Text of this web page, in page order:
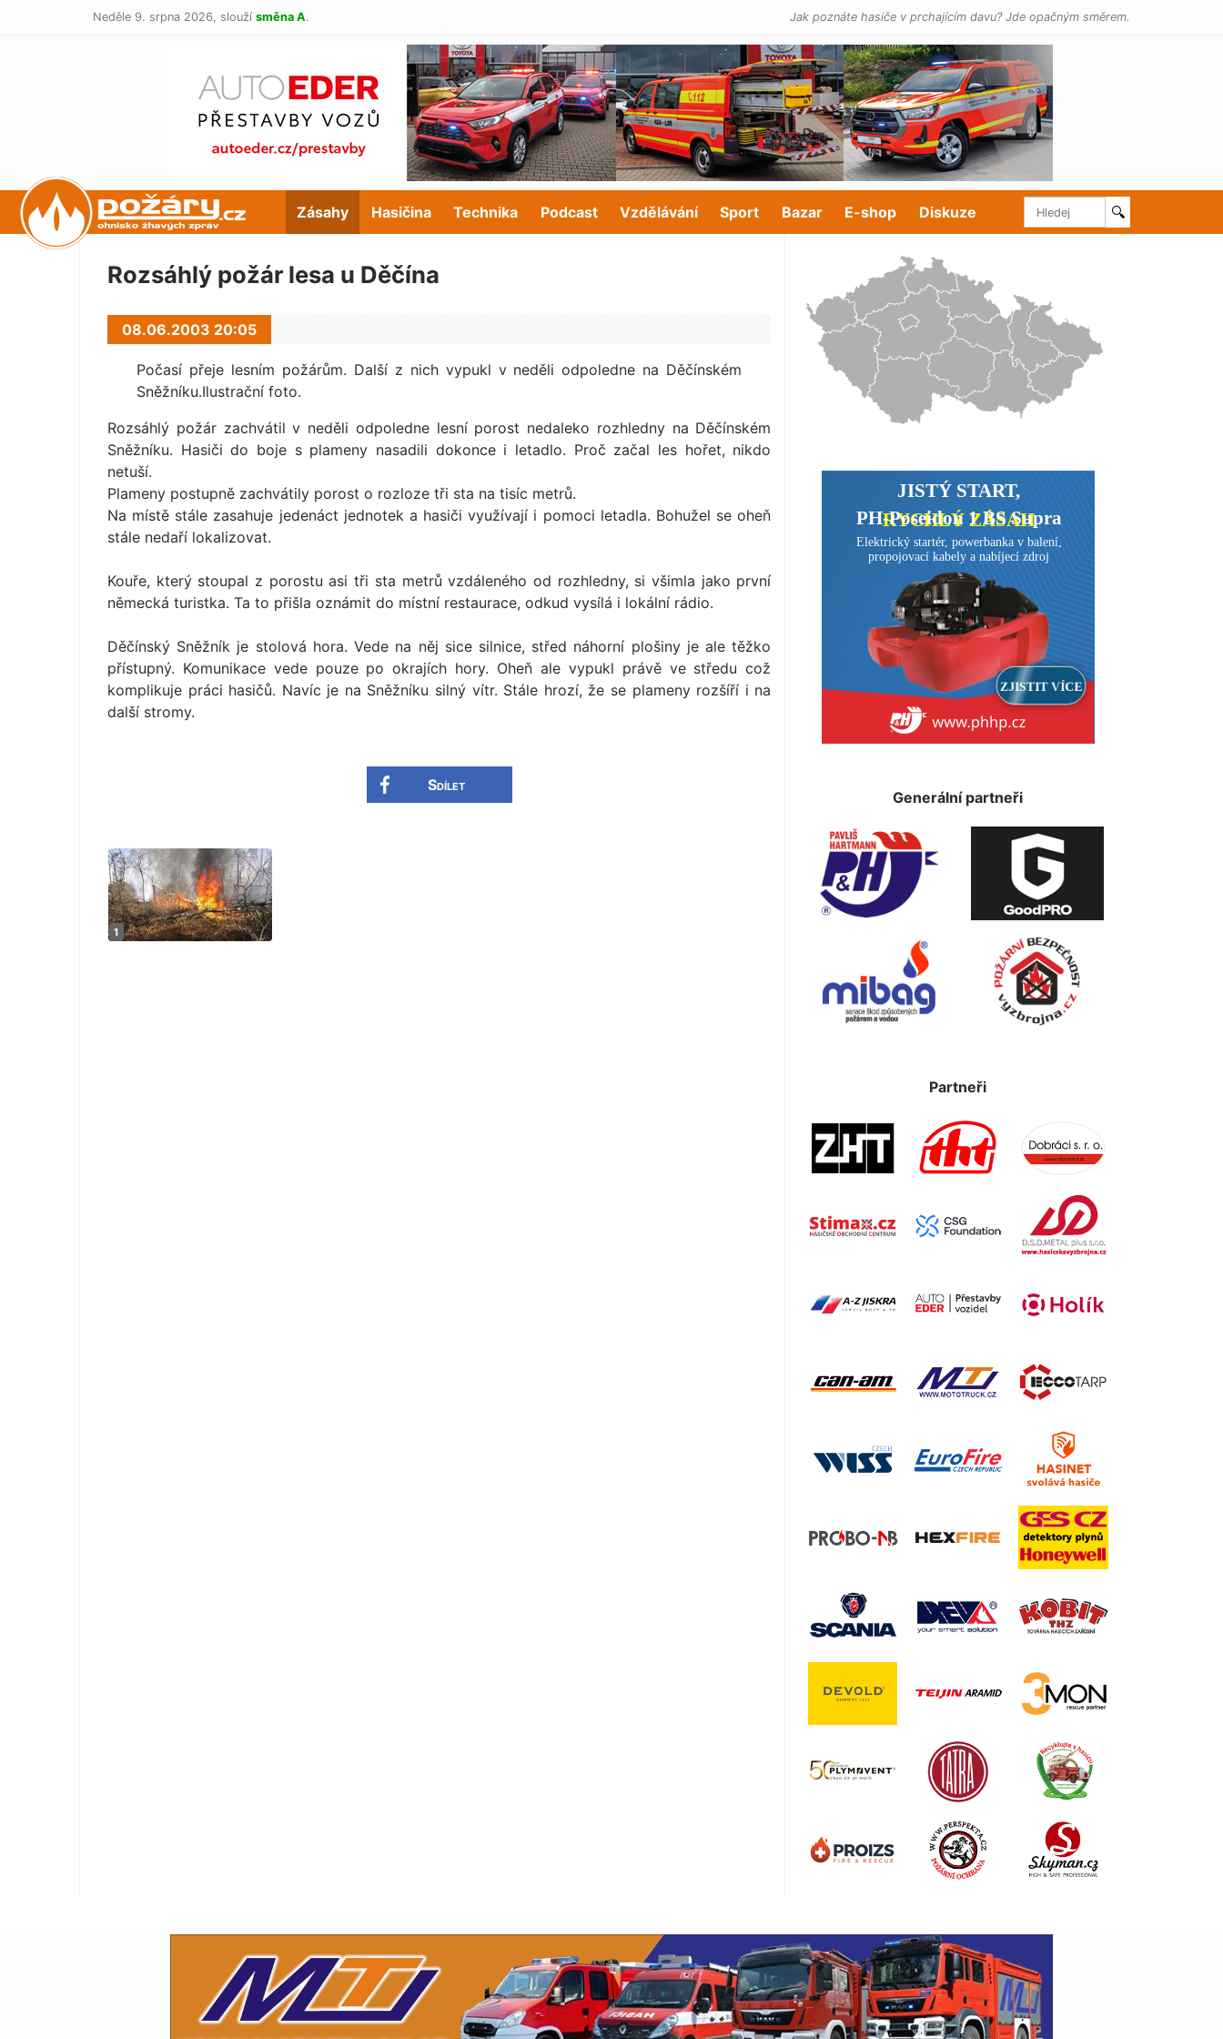
Neděle 9. srpna 2026, slouží směna A. Jak poznáte hasiče v prchajícím davu? Jde opačným směrem.
POŽÁRY.cz Zásahy Hasičina Technika Podcast Vzdělávání Sport Bazar E-shop Diskuze 🔍
Rozsáhlý požár lesa u Děčína
08.06.2003 20:05
Počasí přeje lesním požárům. Další z nich vypukl v neděli odpoledne na Děčínském
Sněžníku.Ilus­trační foto.
Rozsáhlý požár zachvátil v neděli odpoledne lesní porost nedaleko rozhledny na Děčínském
Sněžníku. Hasiči do boje s plameny nasadili dokonce i letadlo. Proč začal les hořet, nikdo
netuší.
Plameny postupně zachvátily porost o rozloze tři sta na tisíc metrů.
Na místě stále zasahuje jedenáct jednotek a hasiči využívají i pomoci letadla. Bohužel se oheň
stále nedaří lokalizovat.
Kouře, který stoupal z porostu asi tři sta metrů vzdáleného od rozhledny, si všimla jako první
německá turistka. Ta to přišla oznámit do místní restaurace, odkud vysílá i lokální rádio.
Děčínský Sněžník je stolová hora. Vede na něj sice silnice, střed náhorní plošiny je ale těžko
přístupný. Komunikace vede pouze po okrajích hory. Oheň ale vypukl právě ve středu což
komplikuje práci hasičů. Navíc je na Sněžníku silný vítr. Stále hrozí, že se plameny rozšíří i na
další stromy.
Sdílet
Generální partneři
Partneři